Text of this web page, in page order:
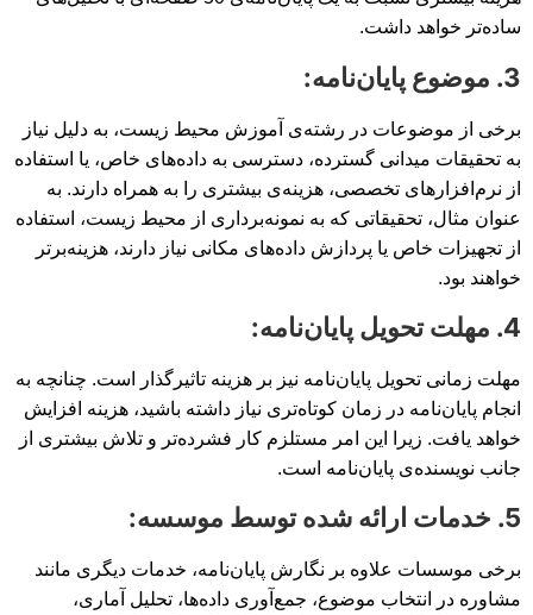
ساده‌تر خواهد داشت.
3. موضوع پایان‌نامه:
برخی از موضوعات در رشته‌ی آموزش محیط زیست، به دلیل نیاز
به تحقیقات میدانی گسترده، دسترسی به داده‌های خاص، یا استفاده
از نرم‌افزارهای تخصصی، هزینه‌ی بیشتری را به همراه دارند. به
عنوان مثال، تحقیقاتی که به نمونه‌برداری از محیط زیست، استفاده
از تجهیزات خاص یا پردازش داده‌های مکانی نیاز دارند، هزینه‌برتر
خواهند بود.
4. مهلت تحویل پایان‌نامه:
مهلت زمانی تحویل پایان‌نامه نیز بر هزینه تاثیرگذار است. چنانچه به
انجام پایان‌نامه در زمان کوتاه‌تری نیاز داشته باشید، هزینه افزایش
خواهد یافت. زیرا این امر مستلزم کار فشرده‌تر و تلاش بیشتری از
جانب نویسنده‌ی پایان‌نامه است.
5. خدمات ارائه شده توسط موسسه:
برخی موسسات علاوه بر نگارش پایان‌نامه، خدمات دیگری مانند
مشاوره در انتخاب موضوع، جمع‌آوری داده‌ها، تحلیل آماری،